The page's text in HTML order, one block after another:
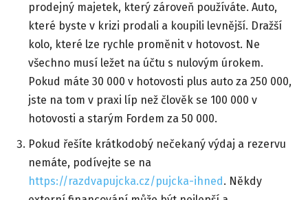
prodejný majetek, který zároveň používáte. Auto,
které byste v krizi prodali a koupili levnější. Dražší
kolo, které lze rychle proměnit v hotovost. Ne
všechno musí ležet na účtu s nulovým úrokem.
Pokud máte 30 000 v hotovosti plus auto za 250 000,
jste na tom v praxi líp než člověk se 100 000 v
hotovosti a starým Fordem za 50 000.
Pokud řešíte krátkodobý nečekaný výdaj a rezervu
nemáte, podívejte se na
https://razdvapujcka.cz/pujcka-ihned. Někdy